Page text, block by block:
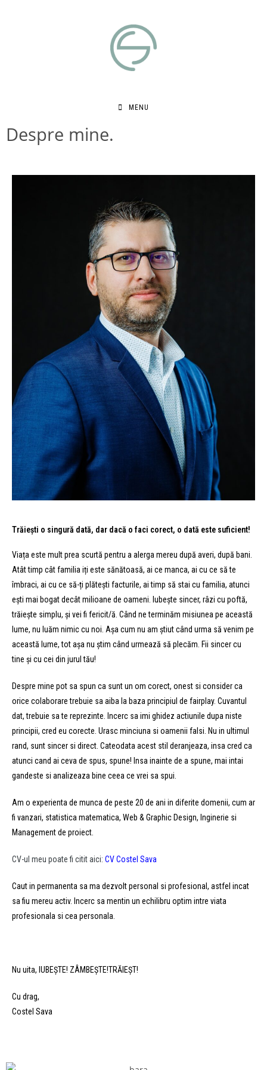
MENU
Despre mine.
Trăiești o singură dată, dar dacă o faci corect, o dată este suficient!
Viața este mult prea scurtă pentru a alerga mereu după averi, după bani.
Atât timp cât familia iți este sănătoasă, ai ce manca, ai cu ce să te
îmbraci, ai cu ce să-ți plătești facturile, ai timp să stai cu familia, atunci
ești mai bogat decât milioane de oameni. Iubește sincer, râzi cu poftă,
trăiește simplu, și vei fi fericit/ă. Când ne terminăm misiunea pe această
lume, nu luăm nimic cu noi. Așa cum nu am știut când urma să venim pe
această lume, tot așa nu știm când urmează să plecăm. Fii sincer cu
tine și cu cei din jurul tău!
Despre mine pot sa spun ca sunt un om corect, onest si consider ca
orice colaborare trebuie sa aiba la baza principiul de fairplay. Cuvantul
dat, trebuie sa te reprezinte. Incerc sa imi ghidez actiunile dupa niste
principii, cred eu corecte. Urasc minciuna si oamenii falsi. Nu in ultimul
rand, sunt sincer si direct. Cateodata acest stil deranjeaza, insa cred ca
atunci cand ai ceva de spus, spune! Insa inainte de a spune, mai intai
gandeste si analizeaza bine ceea ce vrei sa spui.
Am o experienta de munca de peste 20 de ani in diferite domenii, cum ar
fi vanzari, statistica matematica, Web & Graphic Design, Inginerie si
Management de proiect.
CV-ul meu poate fi citit aici: CV Costel Sava
Caut in permanenta sa ma dezvolt personal si profesional, astfel incat
sa fiu mereu activ. Incerc sa mentin un echilibru optim intre viata
profesionala si cea personala.
Nu uita, IUBEȘTE! ZÂMBEȘTE!TRĂIEȘT!
Cu drag,
Costel Sava